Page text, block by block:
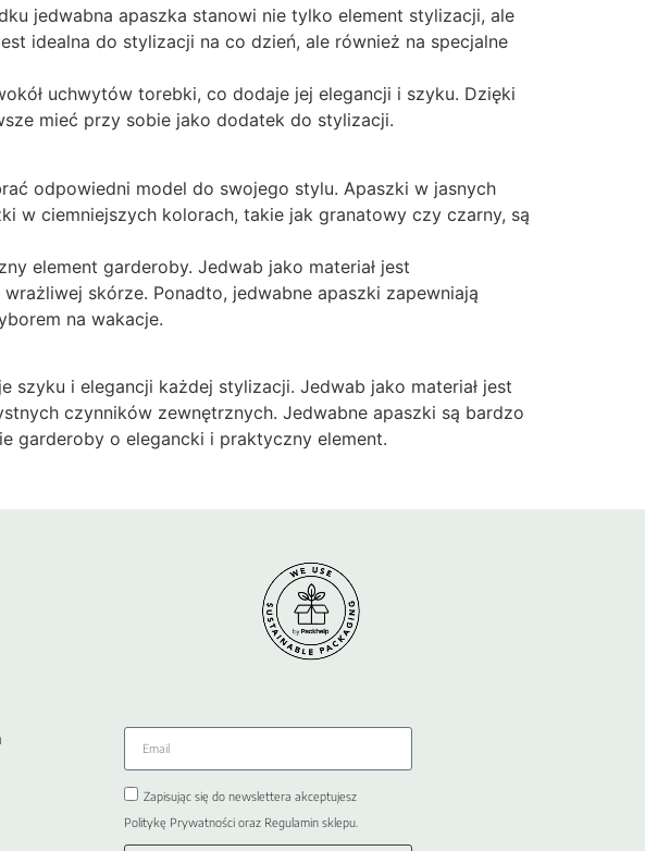
jedwabna apaszka stanowi nie tylko element stylizacji, ale
idealna do stylizacji na co dzień, ale również na specjalne
uchwytów torebki, co dodaje jej elegancji i szyku. Dzięki
mieć przy sobie jako dodatek do stylizacji.
odpowiedni model do swojego stylu. Apaszki w jasnych
w ciemniejszych kolorach, takie jak granatowy czy czarny, są
element garderoby. Jedwab jako materiał jest
skórze. Ponadto, jedwabne apaszki zapewniają
na wakacje.
i elegancji każdej stylizacji. Jedwab jako materiał jest
czynników zewnętrznych. Jedwabne apaszki są bardzo
garderoby o elegancki i praktyczny element.
Zapisując się do newslettera akceptujesz
Politykę Prywatności oraz Regulamin sklepu.